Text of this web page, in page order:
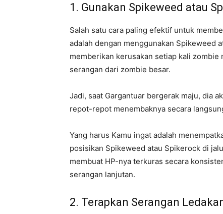
1. Gunakan Spikeweed atau
Salah satu cara paling efektif untuk
adalah dengan menggunakan Spikeweed
memberikan kerusakan setiap kali
serangan dari zombie besar.
Jadi, saat Gargantuar bergerak maju, dia
repot-repot menembaknya secara
Yang harus Kamu ingat adalah
posisikan Spikeweed atau Spikerock di
membuat HP-nya terkuras secara
serangan lanjutan.
2. Terapkan Serangan